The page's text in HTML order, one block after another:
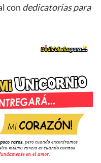
con dedicatorias para